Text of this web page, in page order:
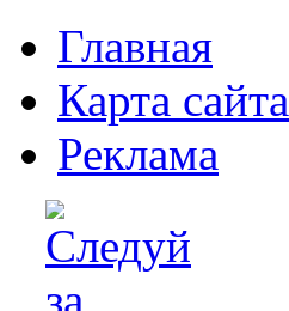
Главная
Карта сайта
Реклама